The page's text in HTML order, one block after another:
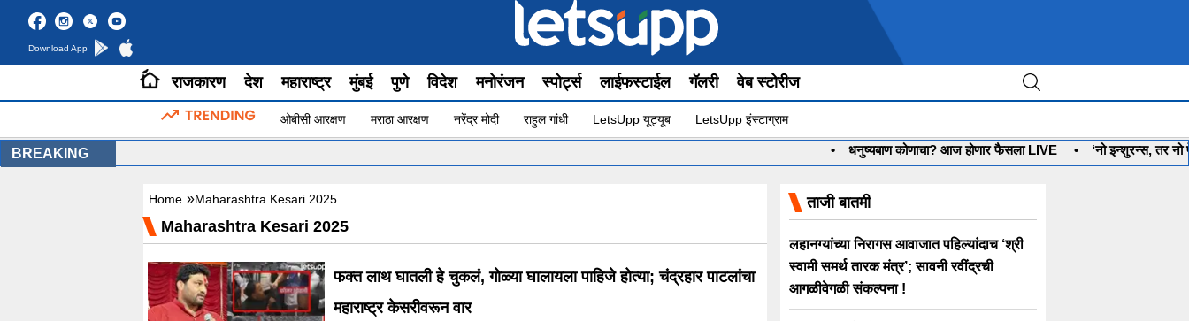
Download App
राजकारण देश महाराष्ट्र मुंबई पुणे विदेश मनोरंजन स्पोर्ट्स लाईफस्टाईल गॅलरी वेब स्टोरीज
ओबीसी आरक्षण मराठा आरक्षण नरेंद्र मोदी राहुल गांधी LetsUpp यूट्यूब LetsUpp इंस्टाग्राम
BREAKING धनुष्यबाण कोणाचा? आज होणार फैसला LIVE • ‘नो इन्शुरन्स, तर नो
Home »Maharashtra Kesari 2025
Maharashtra Kesari 2025
फक्त लाथ घातली हे चुकलं, गोळ्या घालायला पाहिजे होत्या; चंद्रहार पाटलांचा
महाराष्ट्र केसरीवरून वार
ताजी बातमी
लहानग्यांच्या निरागस आवाजात पहिल्यांदाच ‘श्री
स्वामी समर्थ तारक मंत्र’; सावनी रवींद्रची
आगळीवेगळी संकल्पना !